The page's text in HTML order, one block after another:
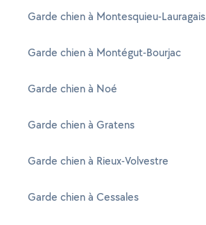
Garde chien à Montesquieu-Lauragais
Garde chien à Montégut-Bourjac
Garde chien à Noé
Garde chien à Gratens
Garde chien à Rieux-Volvestre
Garde chien à Cessales